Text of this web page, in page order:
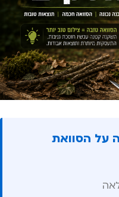
על הסוואת